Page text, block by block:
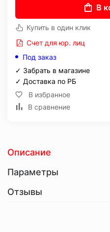
В
Купить в один клик
Счет для юр. лиц
Под заказ
✓ Забрать в магазине
✓ Доставка по РБ
В избранное
В сравнение
Описание
Параметры
Отзывы